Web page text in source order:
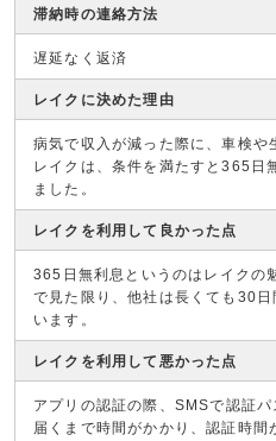
滞納時の連絡方法
遅延なく返済
レイクに決めた理由
病気で収入が減った際に、車検や
レイクは、条件を満たすと365日
ました。
レイクを利用して良かった点
365日無利息というのはレイクの
で見た限り、他社は長くても30
います。
レイクを利用して悪かった点
アプリの認証の際、SMSで認証パ
届くまで時間がかかり、認証時